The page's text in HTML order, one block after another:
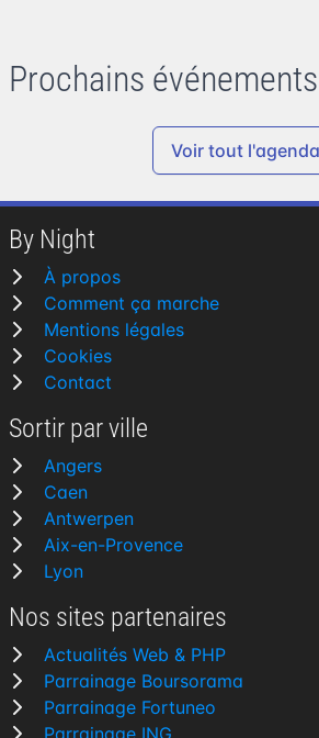
Prochains
Voir tout l'agenda
By Night
À propos
Comment ça marche
Mentions légales
Cookies
Contact
Sortir par ville
Angers
Caen
Antwerpen
Aix-en-Provence
Lyon
Nos sites partenaires
Actualités Web & PHP
Parrainage Boursorama
Parrainage Fortuneo
Parrainage ING